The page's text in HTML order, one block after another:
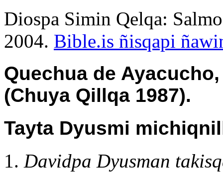
Diospa Simin Qelqa:
2004. Bible.is ñisqapi
Quechua de
(Chuya Qillqa 1987).
Tayta Dyusmi
Davidpa Dyusman